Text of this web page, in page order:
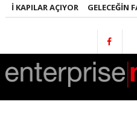
AÇIYOR GELECEĞIN